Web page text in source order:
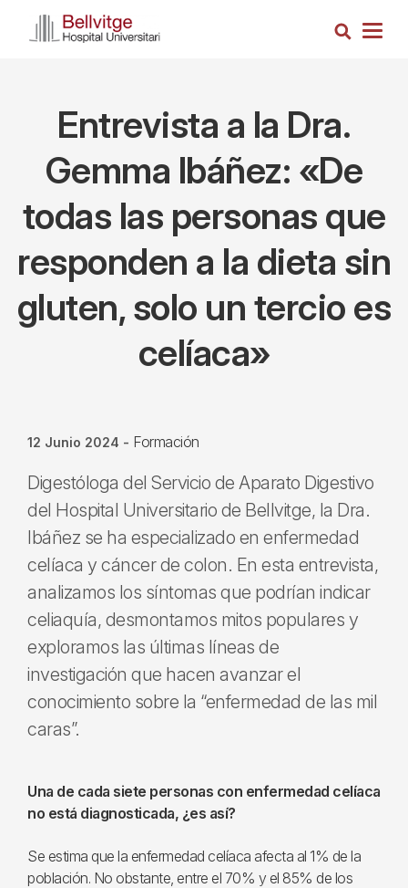
Busca
Entrevista a la Dra.
Gemma Ibáñez: «De
todas las personas que
responden a la dieta sin
gluten, solo un tercio es
celíaca»
12 Junio 2024 - Formación
Digestóloga del Servicio de Aparato Digestivo
del Hospital Universitario de Bellvitge, la Dra.
Ibáñez se ha especializado en enfermedad
celíaca y cáncer de colon. En esta entrevista,
analizamos los síntomas que podrían indicar
celiaquía, desmontamos mitos populares y
exploramos las últimas líneas de
investigación que hacen avanzar el
conocimiento sobre la “enfermedad de las mil
caras”.
Una de cada siete personas con enfermedad celíaca
no está diagnosticada, ¿es así?
Se estima que la enfermedad celíaca afecta al 1% de la
población. No obstante, entre el 70% y el 85% de los